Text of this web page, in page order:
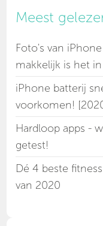
Meest
Foto's van
makkelijk is het
iPhone batterij
voorkomen!
Hardloop apps -
getest!
Dé 4 beste
van 2020